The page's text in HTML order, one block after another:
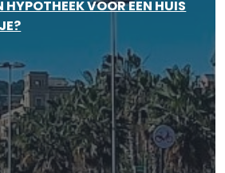
HYPOTHEEK VOOR EEN HUIS